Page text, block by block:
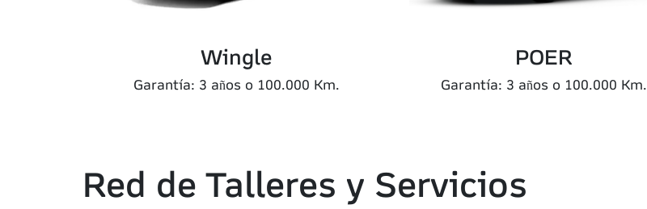
Wingle
Garantía: 3 años o 100.000 Km.
POER
Garantía: 3 años o 100.000 Km.
Red de Talleres y Servicios